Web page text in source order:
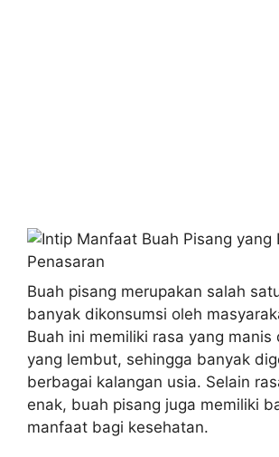
Buah pisang merupakan salah
banyak dikonsumsi oleh
Buah ini memiliki rasa yang
yang lembut, sehingga banyak
berbagai kalangan usia. Selain
enak, buah pisang juga memiliki
manfaat bagi kesehatan.